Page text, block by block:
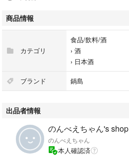
銘柄＝純米酒黒龍九頭龍燗たのし
容量＝1800ml
⑤
銘柄＝特別純米酒辛口一ノ蔵
詰日＝2023年9月
⑥
容量＝1800ml
商品情報
カテゴリ
食品/飲料/酒
› 酒
› 日本酒
ブランド 鍋島
出品者情報
のんべえちゃん's shop
のんべえちゃん
本人確認済